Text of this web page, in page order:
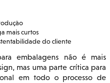
mais curtos
do cliente
embalagens não é mais
mas uma parte crítica para
em todo o processo de